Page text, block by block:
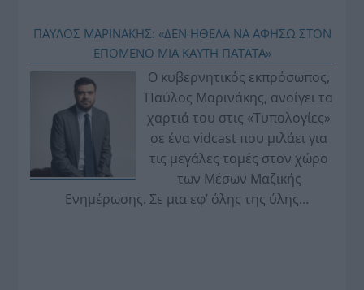
ΠΑΥΛΟΣ ΜΑΡΙΝΑΚΗΣ: «ΔΕΝ ΗΘΕΛΑ ΝΑ ΑΦΗΣΩ ΣΤΟΝ
ΕΠΟΜΕΝΟ ΜΙΑ ΚΑΥΤΗ ΠΑΤΑΤΑ»
Ο κυβερνητικός εκπρόσωπος,
Παύλος Μαρινάκης, ανοίγει τα
χαρτιά του στις «Τυπολογίες»
σε ένα vidcast που μιλάει για
τις μεγάλες τομές στον χώρο
των Μέσων Μαζικής
Ενημέρωσης. Σε μια εφ’ όλης της ύλης